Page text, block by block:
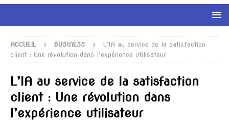
ACCUEIL BUSINESS
L’IA au service de la satisfaction
client : Une révolution dans l’expérience utilisateur
L’IA au service de la satisfaction
client : Une révolution dans
l’expérience utilisateur